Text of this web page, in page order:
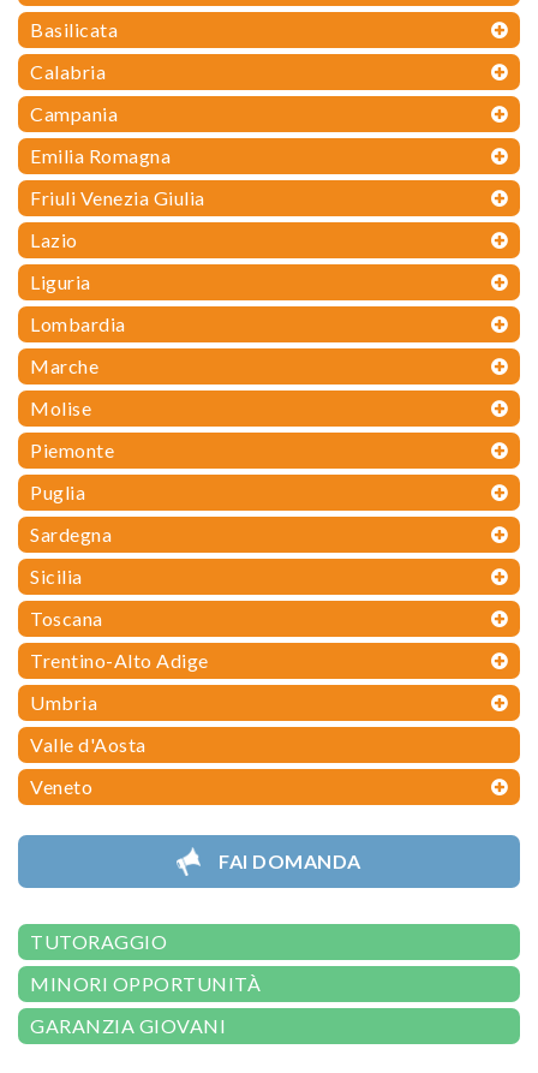
Basilicata
Calabria
Campania
Emilia Romagna
Friuli Venezia Giulia
Lazio
Liguria
Lombardia
Marche
Molise
Piemonte
Puglia
Sardegna
Sicilia
Toscana
Trentino-Alto Adige
Umbria
Valle d'Aosta
Veneto
FAI DOMANDA
TUTORAGGIO
MINORI OPPORTUNITÀ
GARANZIA GIOVANI